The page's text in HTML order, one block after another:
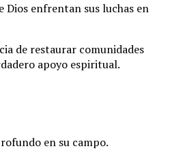
Dios enfrentan sus luchas en
de restaurar comunidades
apoyo espiritual.
en su campo.